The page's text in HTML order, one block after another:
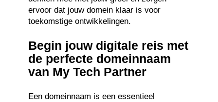
ervoor dat jouw domein klaar is voor
toekomstige ontwikkelingen.
Begin jouw digitale reis met
de perfecte domeinnaam
van My Tech Partner
Een domeinnaam is een essentieel